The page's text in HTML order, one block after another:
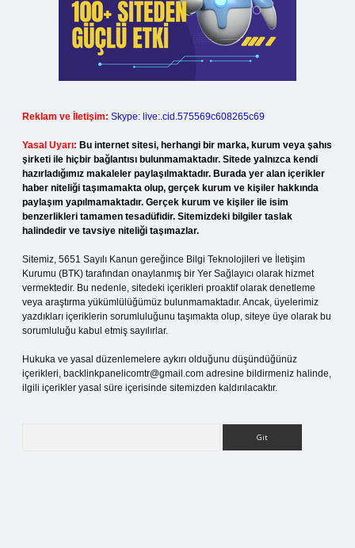
Reklam ve İletişim: Skype: live:.cid.575569c608265c69
Yasal Uyarı: Bu internet sitesi, herhangi bir marka, kurum veya şahıs
şirketi ile hiçbir bağlantısı bulunmamaktadır. Sitede yalnızca kendi
hazırladığımız makaleler paylaşılmaktadır. Burada yer alan içerikler
haber niteliği taşımamakta olup, gerçek kurum ve kişiler hakkında
paylaşım yapılmamaktadır. Gerçek kurum ve kişiler ile isim
benzerlikleri tamamen tesadüfidir. Sitemizdeki bilgiler taslak
halindedir ve tavsiye niteliği taşımazlar.
Sitemiz, 5651 Sayılı Kanun gereğince Bilgi Teknolojileri ve İletişim
Kurumu (BTK) tarafından onaylanmış bir Yer Sağlayıcı olarak hizmet
vermektedir. Bu nedenle, sitedeki içerikleri proaktif olarak denetleme
veya araştırma yükümlülüğümüz bulunmamaktadır. Ancak, üyelerimiz
yazdıkları içeriklerin sorumluluğunu taşımakta olup, siteye üye olarak bu
sorumluluğu kabul etmiş sayılırlar.
Hukuka ve yasal düzenlemelere aykırı olduğunu düşündüğünüz
içerikleri, backlinkpanelicomtr@gmail.com adresine bildirmeniz halinde,
ilgili içerikler yasal süre içerisinde sitemizden kaldırılacaktır.